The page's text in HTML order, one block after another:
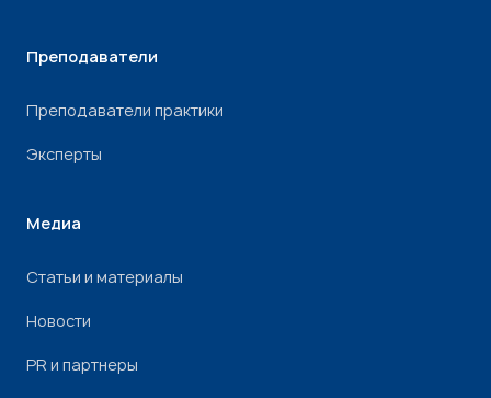
Преподаватели
Преподаватели практики
Эксперты
Медиа
Статьи и материалы
Новости
PR и партнеры